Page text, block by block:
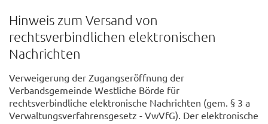
Hinweis zum Versand von
rechtsverbindlichen elektronischen
Nachrichten
Verweigerung der Zugangseröffnung der
Verbandsgemeinde Westliche Börde für
rechtsverbindliche elektronische Nachrichten (gem. § 3 a
Verwaltungsverfahrensgesetz - VwVfG). Der elektronische